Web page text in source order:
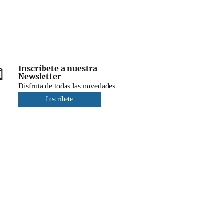
Inscríbete a nuestra
Newsletter
Disfruta de todas las novedades
Inscríbete